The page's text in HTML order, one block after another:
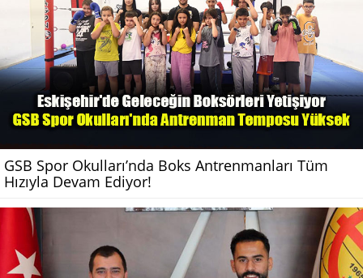
GSB Spor Okulları’nda Boks Antrenmanları Tüm
Hızıyla Devam Ediyor!